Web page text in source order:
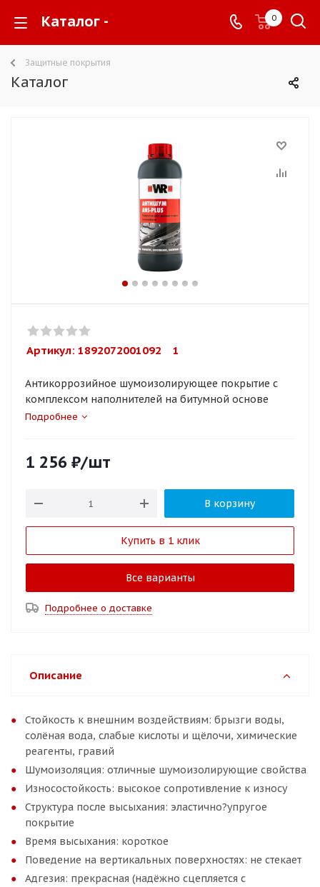
Каталог - 0
Защитные покрытия
Каталог
Артикул: 1892072001092    1
Антикоррозийное шумоизолирующее покрытие с
комплексом наполнителей на битумной основе
Подробнее
1 256 ₽/шт
В корзину
Купить в 1 клик
Все варианты
Подробнее о доставке
Описание
Стойкость к внешним воздействиям: брызги воды,
солёная вода, слабые кислоты и щёлочи, химические
реагенты, гравий
Шумоизоляция: отличные шумоизолирующие свойства
Износостойкость: высокое сопротивление к износу
Структура после высыхания: эластично?упругое
покрытие
Время высыхания: короткое
Поведение на вертикальных поверхностях: не стекает
Адгезия: прекрасная (надёжно сцепляется с